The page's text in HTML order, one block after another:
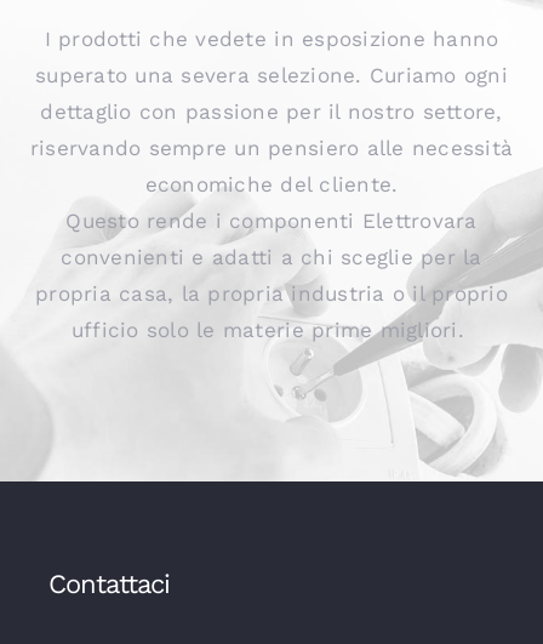
I prodotti che vedete in esposizione hanno
superato una severa selezione. Curiamo ogni
dettaglio con passione per il nostro settore,
riservando sempre un pensiero alle necessità
economiche del cliente.
Questo rende i componenti Elettrovara
convenienti e adatti a chi sceglie per la
propria casa, la propria industria o il proprio
ufficio solo le materie prime migliori.
Contattaci